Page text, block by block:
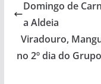
Domingo de
a Aldeia
Viradouro,
no 2º dia do